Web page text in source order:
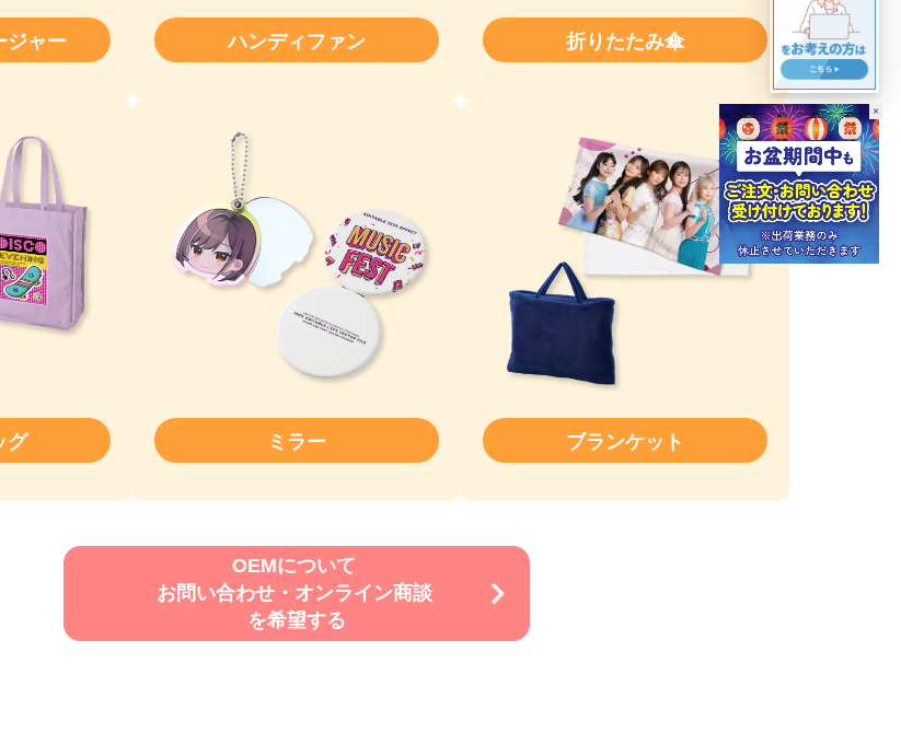
ジャー ハンディファン 折りたたみ傘
グ ミラー ブランケット
OEMについて
お問い合わせ・オンライン商談
を希望する
×